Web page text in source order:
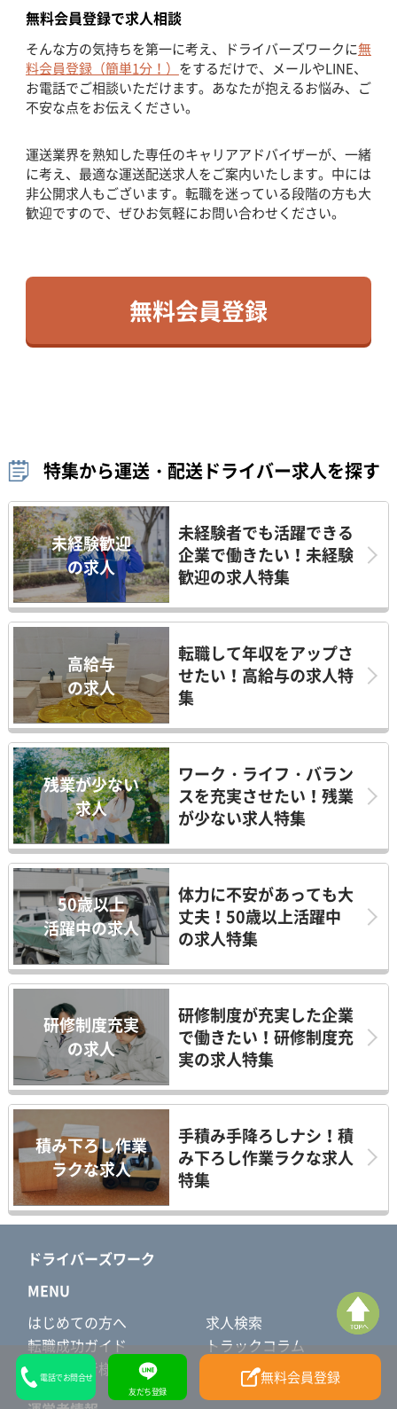
無料会員登録で求人相談
そんな方の気持ちを第一に考え、ドライバーズワークに無
料会員登録（簡単1分！） をするだけで、メールやLINE、
お電話でご相談いただけます。あなたが抱えるお悩み、ご
不安な点をお伝えください。
運送業界を熟知した専任のキャリアアドバイザーが、一緒
に考え、最適な運送配送求人をご案内いたします。中には
非公開求人もございます。転職を迷っている段階の方も大
歓迎ですので、ぜひお気軽にお問い合わせください。
無料会員登録
特集から運送・配送ドライバー求人を探す
未経験歓迎
の求人
未経験者でも活躍できる
企業で働きたい！未経験
歓迎の求人特集
高給与
の求人
転職して年収をアップさ
せたい！高給与の求人特
集
残業が少ない
求人
ワーク・ライフ・バラン
スを充実させたい！残業
が少ない求人特集
50歳以上
活躍中の求人
体力に不安があっても大
丈夫！50歳以上活躍中
の求人特集
研修制度充実
の求人
研修制度が充実した企業
で働きたい！研修制度充
実の求人特集
積み下ろし作業
ラクな求人
手積み手降ろしナシ！積
み下ろし作業ラクな求人
特集
電話でお問合せ
友だち登録
無料会員登録
ドライバーズワーク
MENU
はじめての方へ
求人検索
転職成功ガイド
トラックコラム
採用担当者様へ
タクシー求人はこちら